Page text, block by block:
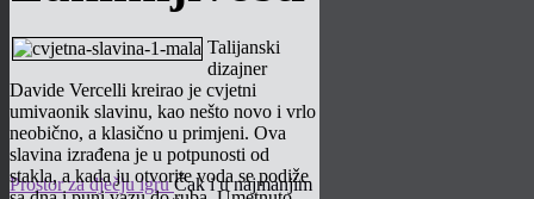
Prostor za dječju igruČak i u najmanjim
Talijanski
dizajner
Davide Vercelli kreirao je cvjetni
umivaonik slavinu, kao nešto novo i vrlo
neobično, a klasično u primjeni. Ova
slavina izrađena je u potpunosti od
stakla, a kada ju otvorite voda se podiže